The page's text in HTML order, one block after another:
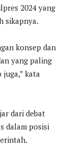
2024 yang
sikapnya.
konsep dan
yang paling
kata
dari debat
dalam posisi